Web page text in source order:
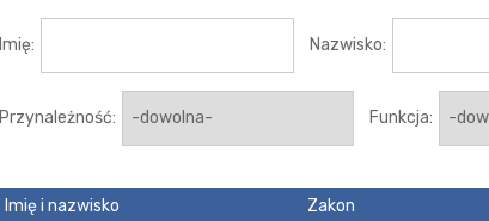
Imię: Nazwisko:
Przynależność: Funkcja:
Imię i nazwisko Zakon